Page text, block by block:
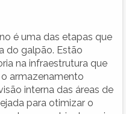
é uma das etapas que
do galpão. Estão
na infraestrutura que
armazenamento
interna das áreas de
para otimizar o